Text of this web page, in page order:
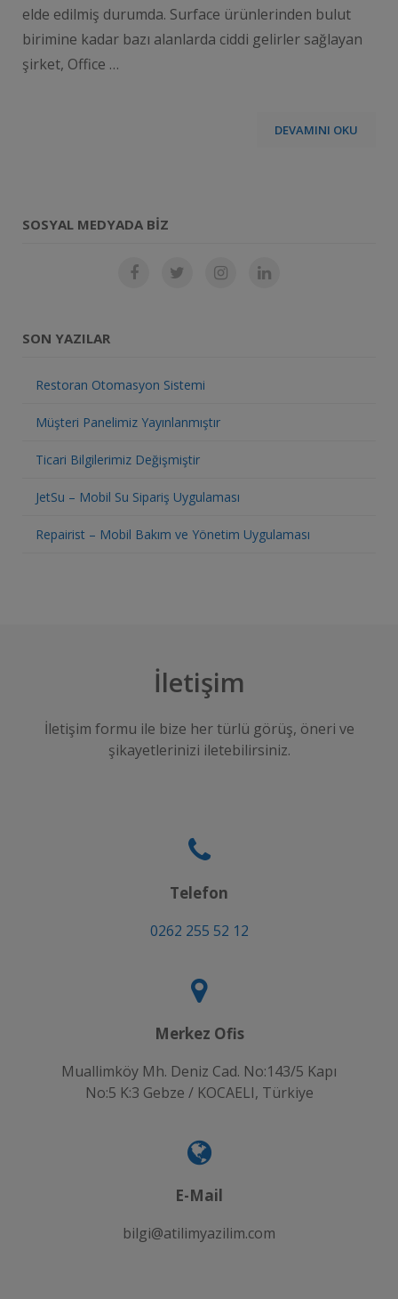
elde edilmiş durumda. Surface ürünlerinden bulut
birimine kadar bazı alanlarda ciddi gelirler sağlayan
şirket, Office …
DEVAMINI OKU
SOSYAL MEDYADA BIZ
SON YAZILAR
Restoran Otomasyon Sistemi
Müşteri Panelimiz Yayınlanmıştır
Ticari Bilgilerimiz Değişmiştir
JetSu – Mobil Su Sipariş Uygulaması
Repairist – Mobil Bakım ve Yönetim Uygulaması
İletişim
İletişim formu ile bize her türlü görüş, öneri ve
şikayetlerinizi iletebilirsiniz.
Telefon
0262 255 52 12
Merkez Ofis
Muallimköy Mh. Deniz Cad. No:143/5 Kapı
No:5 K:3 Gebze / KOCAELI, Türkiye
E-Mail
bilgi@atilimyazilim.com